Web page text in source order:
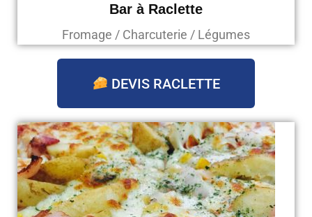
Bar à Raclette
Fromage / Charcuterie / Légumes
DEVIS RACLETTE